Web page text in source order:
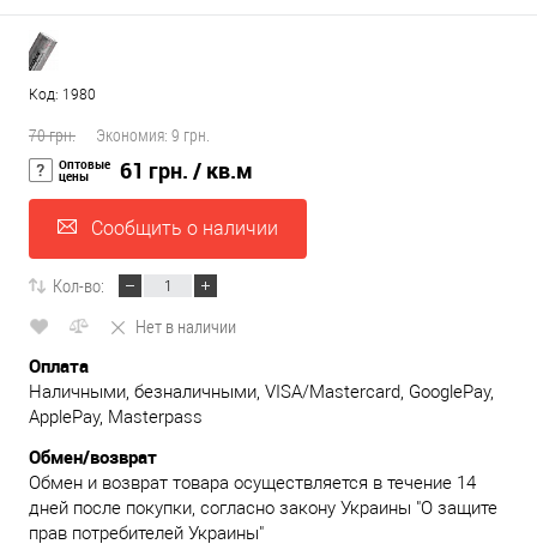
Код: 1980
70 грн. Экономия: 9 грн.
Оптовые
цены 61 грн. / кв.м
Сообщить о наличии
Кол-во:
Нет в наличии
Оплата
Наличными, безналичными, VISA/Mastercard, GooglePay,
ApplePay, Masterpass
Обмен/возврат
Обмен и возврат товара осуществляется в течение 14
дней после покупки, согласно закону Украины "О защите
прав потребителей Украины"